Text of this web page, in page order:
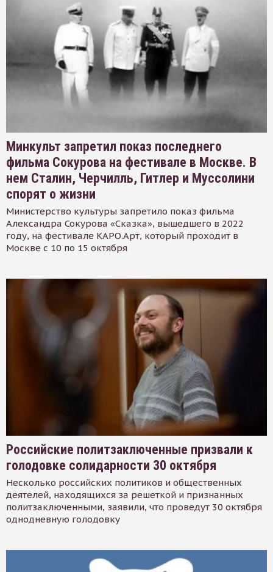
Минкульт запретил показ последнего
фильма Сокурова на фестивале в Москве. В
нем Сталин, Черчилль, Гитлер и Муссолини
спорят о жизни
Министерство культуры запретило показ фильма
Александра Сокурова «Сказка», вышедшего в 2022
году, на фестивале КАРО.Арт, который проходит в
Москве с 10 по 15 октября
Российские политзаключенные призвали к
голодовке солидарности 30 октября
Несколько российских политиков и общественных
деятелей, находящихся за решеткой и признанных
политзаключенными, заявили, что проведут 30 октября
однодневную голодовку